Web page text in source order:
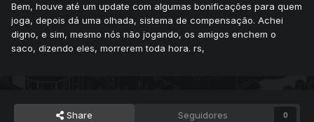
Bem, houve até um update com algumas bonificações para quem
joga, depois dá uma olhada, sistema de compensação. Achei
digno, e sim, mesmo nós não jogando, os amigos enchem o
saco, dizendo eles, morrerem toda hora. rs,
Share Seguidores 0